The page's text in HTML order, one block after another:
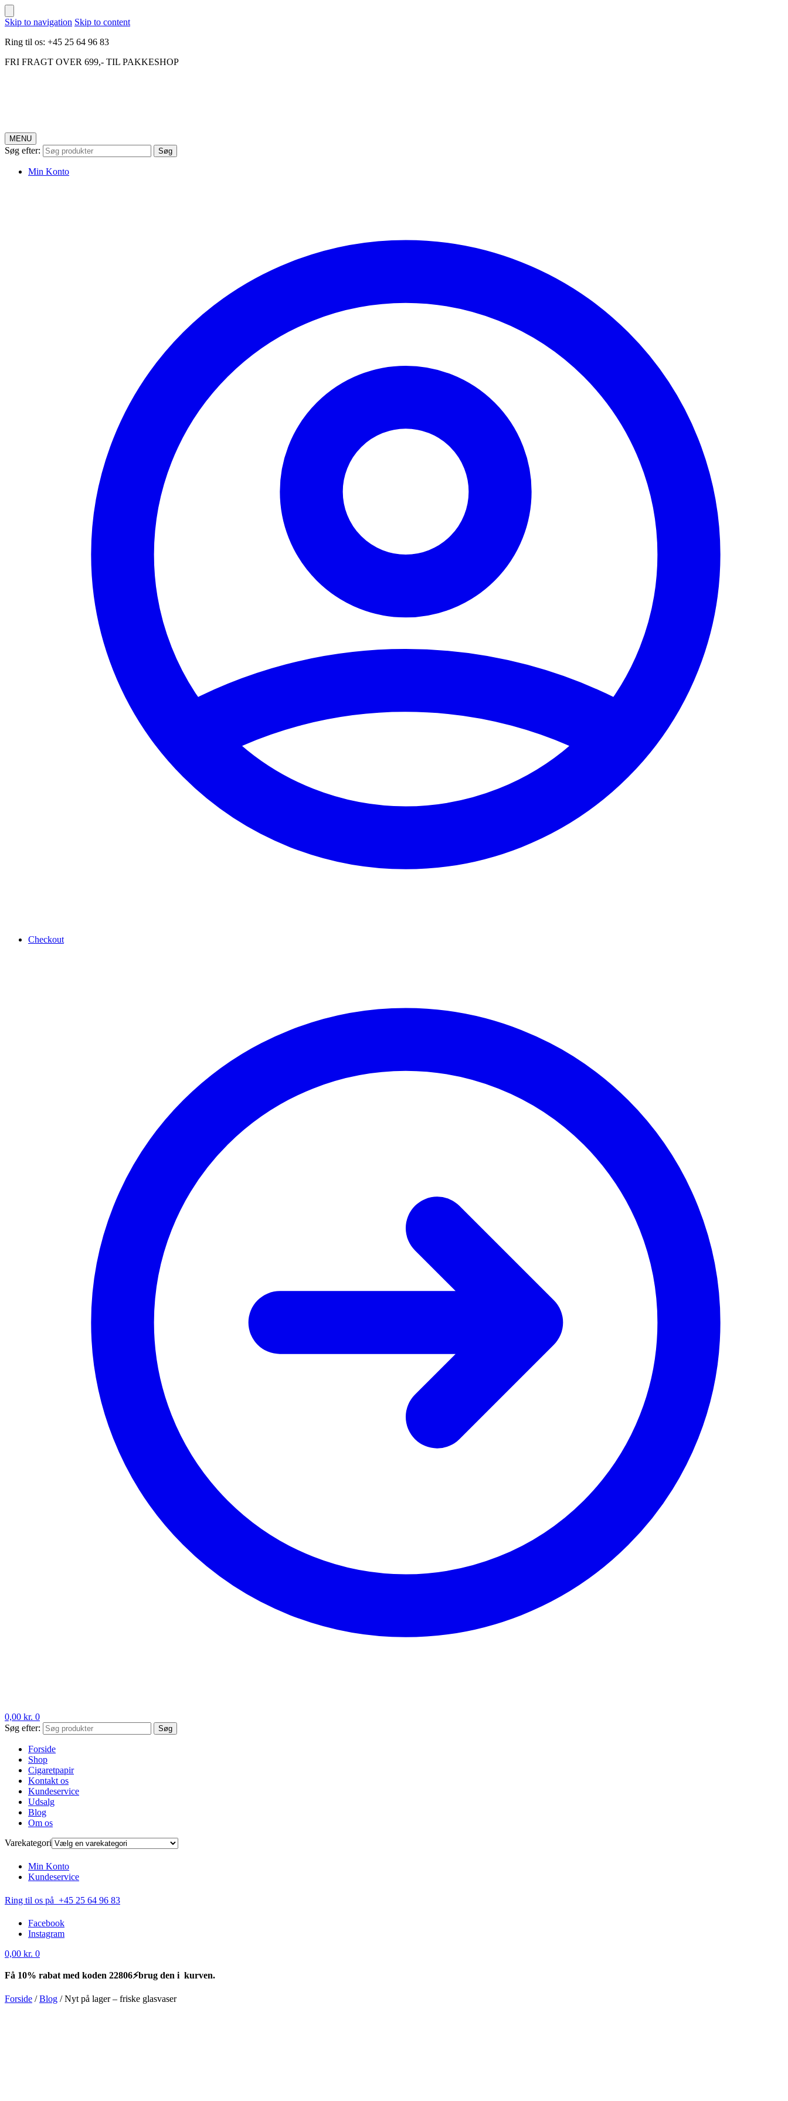
Skip to navigation Skip to content
Ring til os: +45 25 64 96 83
FRI FRAGT OVER 699,- TIL PAKKESHOP
MENU
Søg efter: Søg
Min Konto
Checkout
0,00 kr. 0
Søg efter:
Søg
Forside
Shop
Cigaretpapir
Kontakt os
Kundeservice
Udsalg
Blog
Om os
Varekategori
Min Konto
Kundeservice
Ring til os på +45 25 64 96 83
Facebook
Instagram
0,00 kr. 0
Få 10% rabat med koden 22806⚡brug den i kurven.
Forside /Blog /Nyt på lager – friske glasvaser